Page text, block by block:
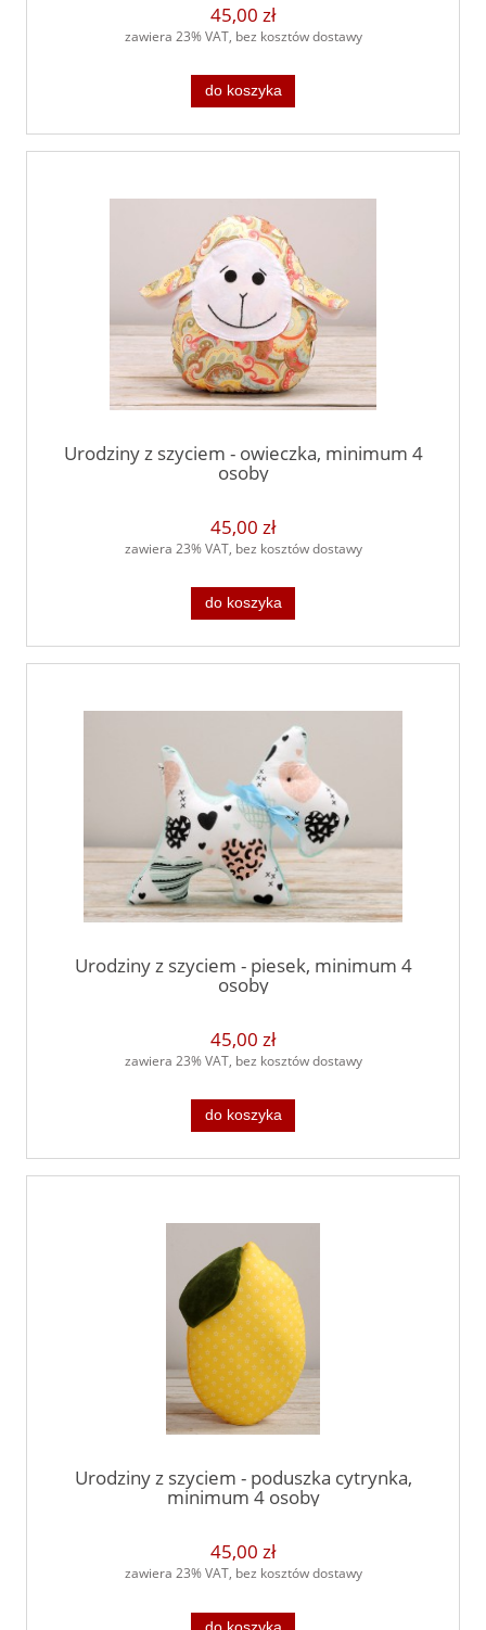
45,00 zł
zawiera 23% VAT, bez kosztów dostawy
do koszyka
Urodziny z szyciem - owieczka, minimum 4
osoby
45,00 zł
zawiera 23% VAT, bez kosztów dostawy
do koszyka
Urodziny z szyciem - piesek, minimum 4
osoby
45,00 zł
zawiera 23% VAT, bez kosztów dostawy
do koszyka
Urodziny z szyciem - poduszka cytrynka,
minimum 4 osoby
45,00 zł
zawiera 23% VAT, bez kosztów dostawy